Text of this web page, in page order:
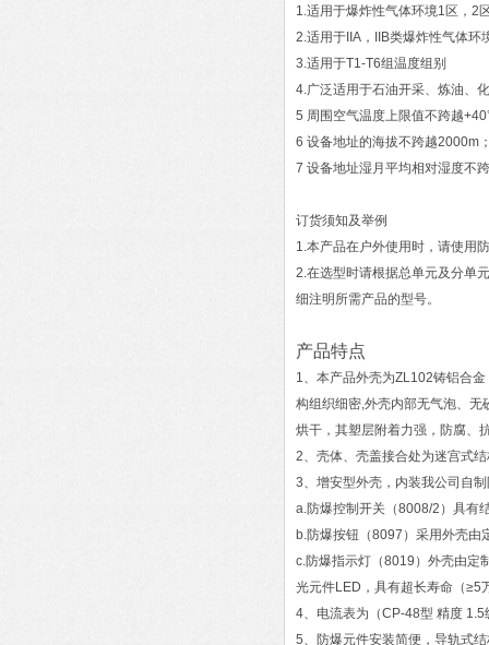
1.适用于爆炸性气体环境1区，2
2.适用于IIA，IIB类爆炸性气体环
3.适用于T1-T6组温度组别
4.广泛适用于石油开采、炼油、
5 周围空气温度上限值不跨越
6 设备地址的海拔不跨越2000m
7 设备地址湿月平均相对湿度不
订货须知及举例
1.本产品在户外使用时，请使用
2.在选型时请根据总单元及分单
细注明所需产品的型号。
产品特点
1、本产品外壳为ZL102铸铝合
构组织细密,外壳内部无气泡、
烘干，其塑层附着力强，防腐、
2、壳体、壳盖接合处为迷宫式
3、增安型外壳，内装我公司自
a.防爆控制开关（8008/2）具有
b.防爆按钮（8097）采用外壳由
c.防爆指示灯（8019）外壳由定
光元件LED，具有超长寿命（≥5
4、电流表为（CP-48型 精度
5、防爆元件安装简便，导轨式